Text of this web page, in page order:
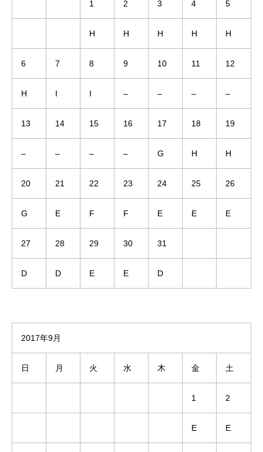
1 2 3 4 5
H H H H H
6 7 8 9 10 11 12
H I I – – – –
13 14 15 16 17 18 19
– – – – G H H
20 21 22 23 24 25 26
G E F F E E E
27 28 29 30 31
D D E E D
2017年9月
日 月 火 水 木 金 土
1 2
E E